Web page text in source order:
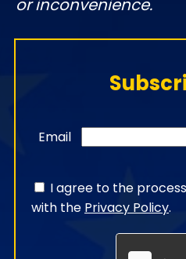
or inconvenience.
Email
I agree to the
with the Privacy Policy.